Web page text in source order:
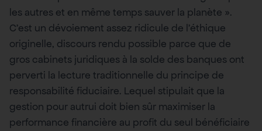
les autres et en même temps sauver la planète ».
C’est un dévoiement assez ridicule de l’éthique
originelle, discours rendu possible parce que de
gros cabinets juridiques à la solde des banques ont
perverti la lecture traditionnelle du principe de
responsabilité fiduciaire. Lequel stipulait que la
gestion pour autrui doit bien sûr maximiser la
performance financière au profit du seul bénéficiaire